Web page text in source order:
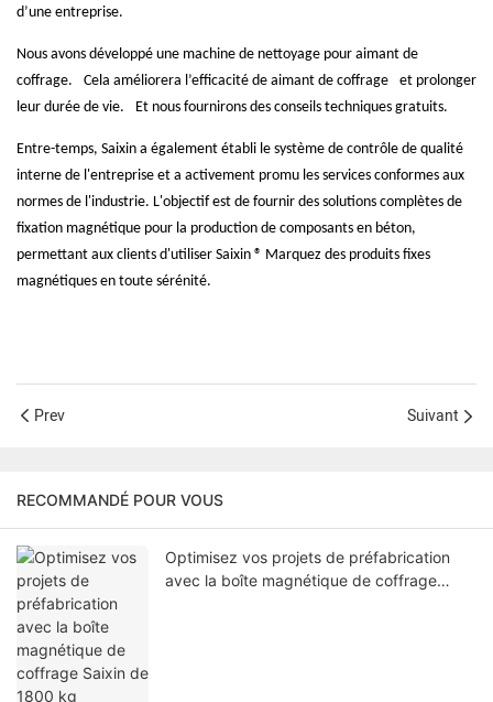
d’une entreprise.
Nous avons développé une machine de nettoyage pour aimant de
coffrage.
Cela améliorera l’efficacité de aimant de coffrage
et prolonger
leur durée de vie.
Et nous fournirons des conseils techniques gratuits.
Entre-temps, Saixin a également établi le système de contrôle de qualité
interne de l'entreprise et a activement promu les services conformes aux
normes de l'industrie. L'objectif est de fournir des solutions complètes de
fixation magnétique pour la production de composants en béton,
permettant aux clients d'utiliser Saixin ® Marquez des produits fixes
magnétiques en toute sérénité.
Prev Suivant
RECOMMANDÉ POUR VOUS
Optimisez vos projets de préfabrication
avec la boîte magnétique de coffrage